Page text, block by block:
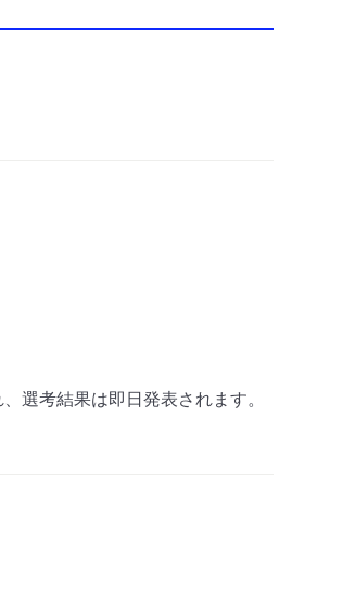
選考結果は即日発表されます。